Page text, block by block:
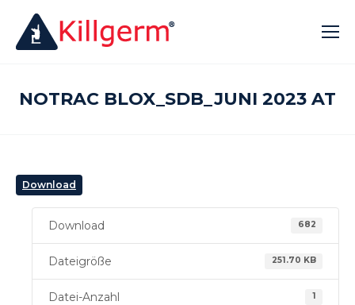
NOTRAC BLOX_SDB_JUNI 2023 AT
Download
Download 682
Dateigröße 251.70 KB
Datei-Anzahl 1